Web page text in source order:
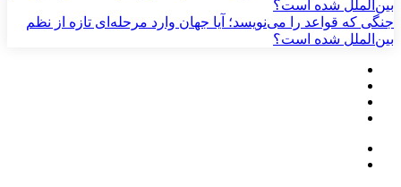
جنگی که قواعد را می‌نویسد؛ آیا جهان وارد مرحله‌ای تازه از نظم
بین‌الملل شده است؟